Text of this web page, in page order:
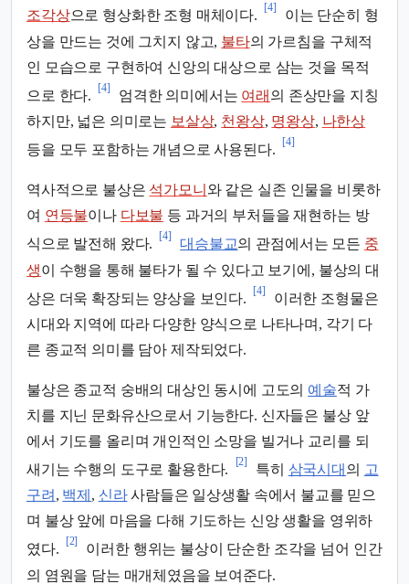
조각상으로 형상화한 조형 매체이다.
[4]
이는 단순히 형
상을 만드는 것에 그치지 않고, 불타의 가르침을 구체적
인 모습으로 구현하여 신앙의 대상으로 삼는 것을 목적
으로 한다.
[4]
엄격한 의미에서는 여래 의 존상만을 지칭
하지만, 넓은 의미로는 보살상, 천왕상, 명왕상, 나한상
등을 모두 포함하는 개념으로 사용된다.
[4]
역사적으로 불상은 석가모니 와 같은 실존 인물을 비롯하
여 연등불이나 다보불 등 과거의 부처들을 재현하는 방
식으로 발전해 왔다.
[4]
대승불교의 관점에서는 모든 중
생이 수행을 통해 불타가 될 수 있다고 보기에, 불상의 대
상은 더욱 확장되는 양상을 보인다.
[4]
이러한 조형물은
시대와 지역에 따라 다양한 양식으로 나타나며, 각기 다
른 종교적 의미를 담아 제작되었다.
불상은 종교적 숭배의 대상인 동시에 고도의 예술적 가
치를 지닌 문화유산으로서 기능한다. 신자들은 불상 앞
에서 기도를 올리며 개인적인 소망을 빌거나 교리를 되
새기는 수행의 도구로 활용한다.
[2]
특히 삼국시대 의 고
구려 , 백제 , 신라사람들은 일상생활 속에서 불교를 믿으
며 불상 앞에 마음을 다해 기도하는 신앙 생활을 영위하
였다.
[2]
이러한 행위는 불상이 단순한 조각을 넘어 인간
의 염원을 담는 매개체였음을 보여준다.